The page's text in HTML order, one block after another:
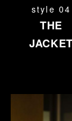
style 04
THE
JACKET